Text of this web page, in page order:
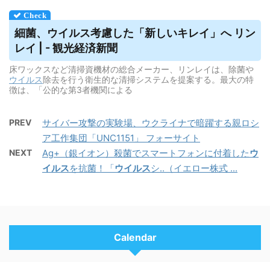
細菌、 ウイルス考慮した「新しいキレイ」へ リン
レイ | - 観光経済新聞
床ワックスなど清掃資機材の総合メーカー、リンレイは、除菌や
ウイルス除去を行う衛生的な清掃システムを提案する。最大の特
徴は、「公的な第3者機関による
PREV
サイバー攻撃の実験場、ウクライナで暗躍する親ロシ
ア工作集団「UNC1151」 フォーサイト
NEXT Ag+（銀イオン）殺菌でスマートフォンに付着したウ
イルスを抗菌！「ウイルスシ..（イエロー株式 ...
Calendar